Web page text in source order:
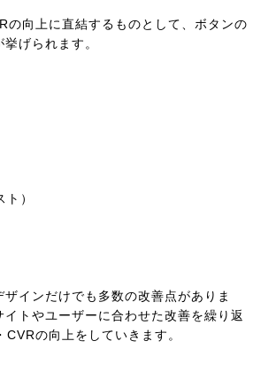
の向上に直結するものとして、ボタンの
げられます。
）
ザインだけでも多数の改善点がありま
イトやユーザーに合わせた改善を繰り返
の向上をしていきます。